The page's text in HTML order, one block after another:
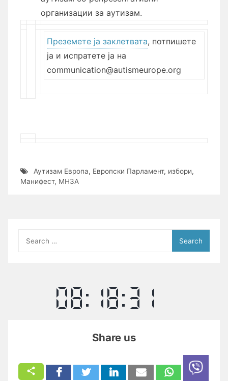
организации за аутизам.
Преземете ја заклетвата, потпишете
ја и испратете ја на
communication@autismeurope.org
Аутизам Европа, Европски Парламент, избори,
Манифест, МНЗА
for:
Share us